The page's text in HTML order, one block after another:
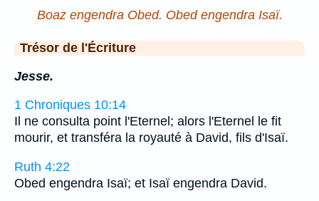
Boaz engendra Obed. Obed engendra Isaï.
Trésor de l'Écriture
Jesse.
1 Chroniques 10:14
Il ne consulta point l'Eternel; alors l'Eternel le fit
mourir, et transféra la royauté à David, fils d'Isaï.
Ruth 4:22
Obed engendra Isaï; et Isaï engendra David.